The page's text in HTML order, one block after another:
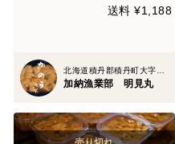
送料 ¥1,188
加納漁業部 明見丸